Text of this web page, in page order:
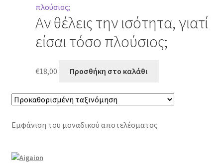
Αν θέλεις την ισότητα, γιατί
είσαι τόσο πλούσιος;
€18,00 Προσθήκη στο καλάθι
Εμφάνιση του μοναδικού αποτελέσματος